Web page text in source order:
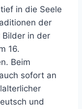
in die Seele
der
Bilder in der
16.
Beim
sofort an
und